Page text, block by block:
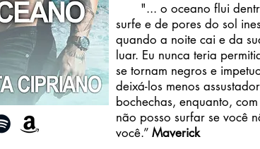
"... o oceano flui dentro
surfe e de pores do sol
quando a noite cai e da
luar. Eu nunca teria
se tornam negros e
deixá-los menos
bochechas, enquanto,
não posso surfar se você
você.” Maverick